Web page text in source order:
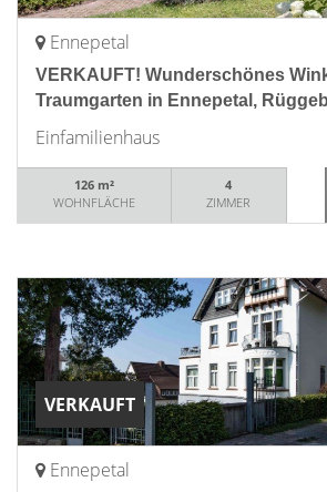
Ennepetal
VERKAUFT! Wunderschönes
Traumgarten in Ennepetal,
Einfamilienhaus
126 m²
WOHNFLÄCHE
4
ZIMMER
VERKAUFT
Ennepetal